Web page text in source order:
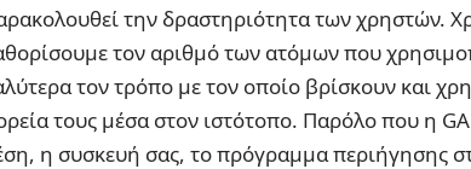
την δραστηριότητα των χρηστών.
τον αριθμό των ατόμων που
τον τρόπο με τον οποίο βρίσκουν και
τους μέσα στον ιστότοπο. Παρόλο που η
η συσκευή σας, το πρόγραμμα περιήγησης